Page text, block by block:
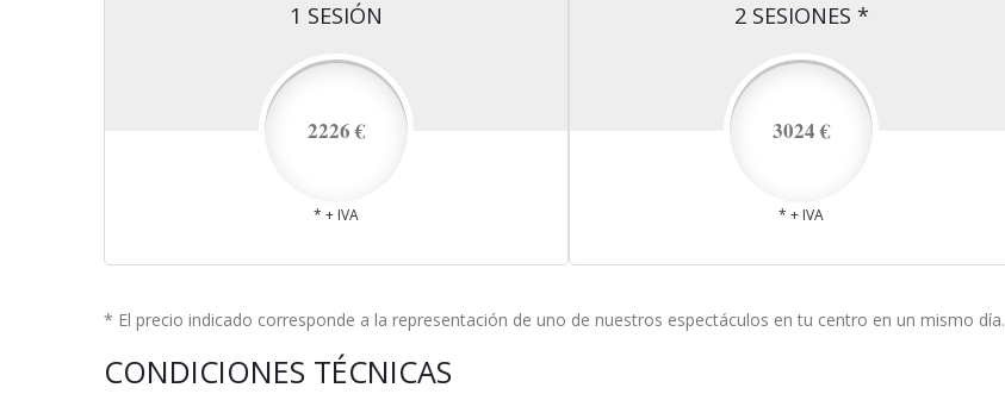
1 SESIÓN
2226 €
* + IVA
2 SESIONES *
3024 €
* + IVA
* El precio indicado corresponde a la representación de uno de nuestros espectáculos en tu centro en un mismo día.
CONDICIONES TÉCNICAS